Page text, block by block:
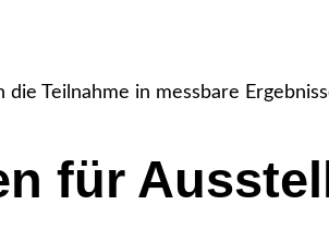
Teilnahme in messbare
für